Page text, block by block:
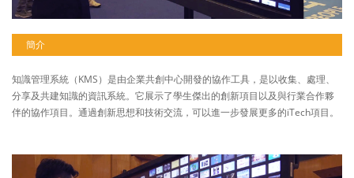
簡介
知識管理系統（KMS）是由企業共創中心開發的協作工具，是以收集、處理、
分享及共建知識的資訊系統。它展示了學生傑出的創新項目以及與行業合作夥
伴的協作項目。通過創新思想和技術交流，可以進一步發展更多的iTech項目。